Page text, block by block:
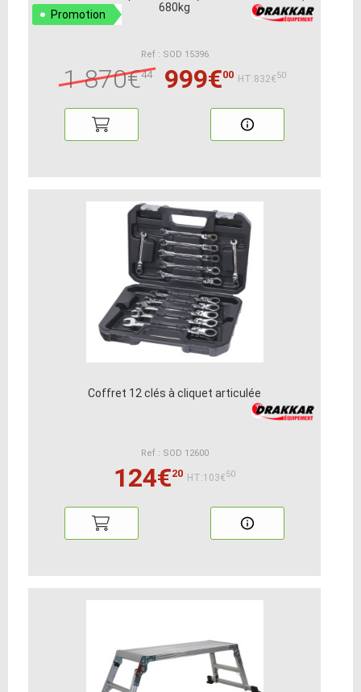
680kg
Promotion
Ref : SOD 15396
1 870€44 999€00 HT:832€50
Coffret 12 clés à cliquet articulée
Ref : SOD 12600
124€20 HT:103€50